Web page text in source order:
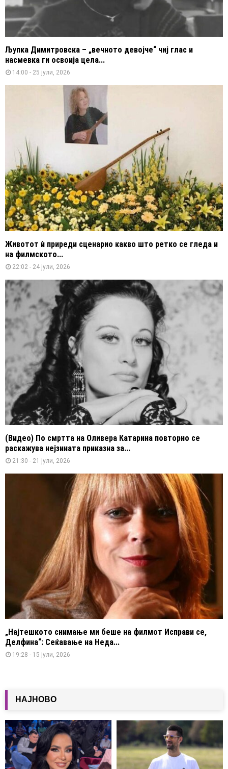
Љупка Димитровска – „вечното девојче“ чиј глас и
насмевка ги освоија цела...
14:00 - 25 јули, 2026
Животот ѝ приреди сценарио какво што ретко се гледа и
на филмското...
22:02 - 24 јули, 2026
(Видео) По смртта на Оливера Катарина повторно се
раскажува нејзината приказна за...
21:30 - 21 јули, 2026
„Најтешкото снимање ми беше на филмот Исправи се,
Делфина“: Сеќавање на Неда...
19:28 - 15 јули, 2026
НАЈНОВО